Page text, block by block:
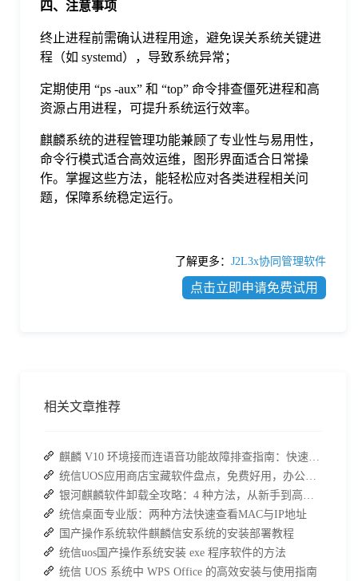
四、注意事项
终止进程前需确认进程用途，避免误关系统关键进
程（如 systemd），导致系统异常；
定期使用 “ps -aux” 和 “top” 命令排查僵死进程和高
资源占用进程，可提升系统运行效率。
麒麟系统的进程管理功能兼顾了专业性与易用性，
命令行模式适合高效运维，图形界面适合日常操
作。掌握这些方法，能轻松应对各类进程相关问
题，保障系统稳定运行。
了解更多： J2L3x协同管理软件
点击立即申请免费试用
相关文章推荐
麒麟 V10 环境接而连语音功能故障排查指南：快速恢复高效协作
统信UOS应用商店宝藏软件盘点，免费好用，办公效率直接拉满
银河麒麟软件卸载全攻略：4 种方法，从新手到高手一次搞定
统信桌面专业版：两种方法快速查看MAC与IP地址
国产操作系统软件麒麟信安系统的安装部署教程
统信uos国产操作系统安装 exe 程序软件的方法
统信 UOS 系统中 WPS Office 的高效安装与使用指南